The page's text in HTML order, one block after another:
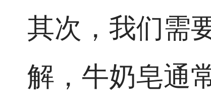
其次，我们需
解，牛奶皂通